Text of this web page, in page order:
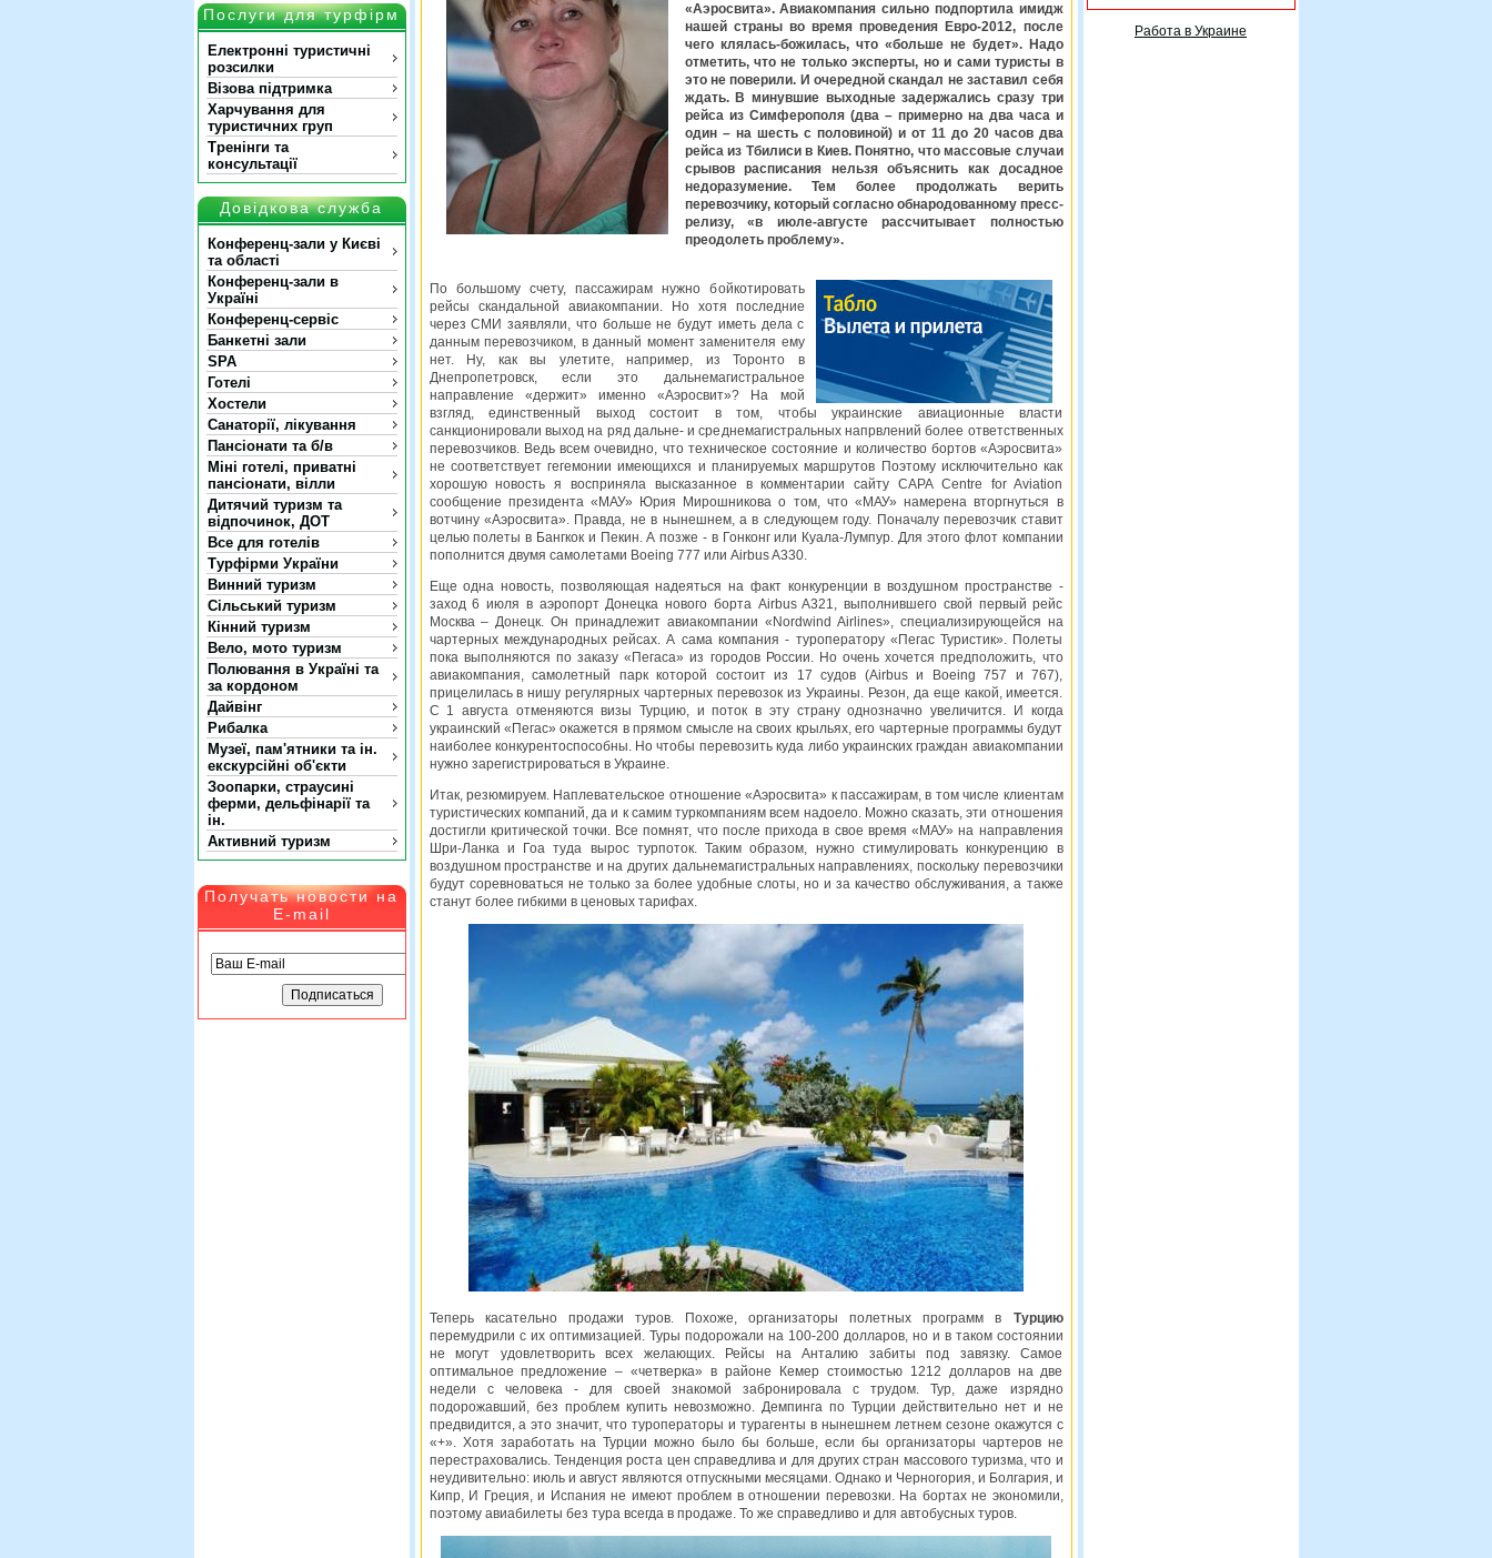
Послуги для турфірм
Електронні туристичні
розсилки
Візова підтримка
Харчування для
туристичних груп
Тренінги та
консультації
Довідкова служба
Конференц-зали у Києві
та області
Конференц-зали в
Україні
Конференц-сервіс
Банкетні зали
SPA
Готелі
Хостели
Санаторії, лікування
Пансіонати та б/в
Міні готелі, приватні
пансіонати, вілли
Дитячий туризм та
відпочинок, ДОТ
Все для готелів
Турфірми України
Винний туризм
Сільський туризм
Кінний туризм
Вело, мото туризм
Полювання в Україні та
за кордоном
Дайвінг
Рибалка
Музеї, пам'ятники та ін.
екскурсійні об'єкти
Зоопарки, страусині
ферми, дельфінарії та
ін.
Активний туризм
Получать новости на
E-mail
«Аэросвита». Авиакомпания сильно подпортила имидж
нашей страны во время проведения Евро-2012, после
чего клялась-божилась, что «больше не будет». Надо
отметить, что не только эксперты, но и сами туристы в
это не поверили. И очередной скандал не заставил себя
ждать. В минувшие выходные задержались сразу три
рейса из Симферополя (два – примерно на два часа и
один – на шесть с половиной) и от 11 до 20 часов два
рейса из Тбилиси в Киев. Понятно, что массовые случаи
срывов расписания нельзя объяснить как досадное
недоразумение. Тем более продолжать верить
перевозчику, который согласно обнародованному пресс-
релизу, «в июле-августе рассчитывает полностью
преодолеть проблему».
По большому счету, пассажирам нужно бойкотировать
рейсы скандальной авиакомпании. Но хотя последние
через СМИ заявляли, что больше не будут иметь дела с
данным перевозчиком, в данный момент заменителя ему
нет. Ну, как вы улетите, например, из Торонто в
Днепропетровск, если это дальнемагистральное
направление «держит» именно «Аэросвит»? На мой
взгляд, единственный выход состоит в том, чтобы украинские авиационные власти
санкционировали выход на ряд дальне- и среднемагистральных напрвлений более ответственных
перевозчиков. Ведь всем очевидно, что техническое состояние и количество бортов «Аэросвита»
не соответствует гегемонии имеющихся и планируемых маршрутов Поэтому исключительно как
хорошую новость я восприняла высказанное в комментарии сайту CAPA Centre for Aviation
сообщение президента «МАУ» Юрия Мирошникова о том, что «МАУ» намерена вторгнуться в
вотчину «Аэросвита». Правда, не в нынешнем, а в следующем году. Поначалу перевозчик ставит
целью полеты в Бангкок и Пекин. А позже - в Гонконг или Куала-Лумпур. Для этого флот компании
пополнится двумя самолетами Boeing 777 или Airbus A330.
Еще одна новость, позволяющая надеяться на факт конкуренции в воздушном пространстве -
заход 6 июля в аэропорт Донецка нового борта Airbus A321, выполнившего свой первый рейс
Москва – Донецк. Он принадлежит авиакомпании «Nordwind Airlines», специализирующейся на
чартерных международных рейсах. А сама компания - туроператору «Пегас Туристик». Полеты
пока выполняются по заказу «Пегаса» из городов России. Но очень хочется предположить, что
авиакомпания, самолетный парк которой состоит из 17 судов (Airbus и Boeing 757 и 767),
прицелилась в нишу регулярных чартерных перевозок из Украины. Резон, да еще какой, имеется.
С 1 августа отменяются визы Турцию, и поток в эту страну однозначно увеличится. И когда
украинский «Пегас» окажется в прямом смысле на своих крыльях, его чартерные программы будут
наиболее конкурентоспособны. Но чтобы перевозить куда либо украинских граждан авиакомпании
нужно зарегистрироваться в Украине.
Итак, резюмируем. Наплевательское отношение «Аэросвита» к пассажирам, в том числе клиентам
туристических компаний, да и к самим туркомпаниям всем надоело. Можно сказать, эти отношения
достигли критической точки. Все помнят, что после прихода в свое время «МАУ» на направления
Шри-Ланка и Гоа туда вырос турпоток. Таким образом, нужно стимулировать конкуренцию в
воздушном пространстве и на других дальнемагистральных направлениях, поскольку перевозчики
будут соревноваться не только за более удобные слоты, но и за качество обслуживания, а также
станут более гибкими в ценовых тарифах.
Теперь касательно продажи туров. Похоже, организаторы полетных программ в Турцию
перемудрили с их оптимизацией. Туры подорожали на 100-200 долларов, но и в таком состоянии
не могут удовлетворить всех желающих. Рейсы на Анталию забиты под завязку. Самое
оптимальное предложение – «четверка» в районе Кемер стоимостью 1212 долларов на две
недели с человека - для своей знакомой забронировала с трудом. Тур, даже изрядно
подорожавший, без проблем купить невозможно. Демпинга по Турции действительно нет и не
предвидится, а это значит, что туроператоры и турагенты в нынешнем летнем сезоне окажутся с
«+». Хотя заработать на Турции можно было бы больше, если бы организаторы чартеров не
перестраховались. Тенденция роста цен справедлива и для других стран массового туризма, что и
неудивительно: июль и август являются отпускными месяцами. Однако и Черногория, и Болгария, и
Кипр, И Греция, и Испания не имеют проблем в отношении перевозки. На бортах не экономили,
поэтому авиабилеты без тура всегда в продаже. То же справедливо и для автобусных туров.
Работа в Украине